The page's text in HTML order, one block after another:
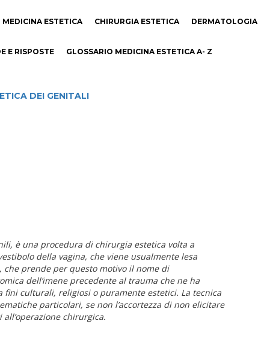
MEDICINA ESTETICA CHIRURGIA ESTETICA DERMATOLOGIA
E RISPOSTE GLOSSARIO MEDICINA ESTETICA A- Z
DEI GENITALI
è una procedura di chirurgia estetica volta a
della vagina, che viene usualmente lesa
prende per questo motivo il nome di
dell’imene precedente al trauma che ne ha
fini culturali, religiosi o puramente estetici. La tecnica
particolari, se non l’accortezza di non elicitare
chirurgica.